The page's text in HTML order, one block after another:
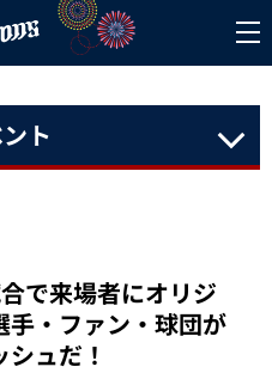
ト
で来場者にオリジ
手・ファン・球団が
ュだ！